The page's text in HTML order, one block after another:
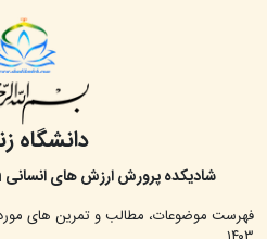
دانشگاه
شادیکده پرورش ارزش های انسانی